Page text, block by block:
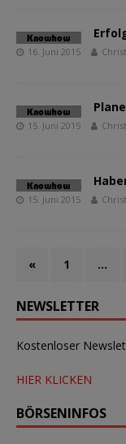
16. Juni 2015
15. Juni 2015
15. Juni 2015
« 1 …
NEWSLETTER
Kostenloser
HIER KLICKEN
BÖRSENINFOS